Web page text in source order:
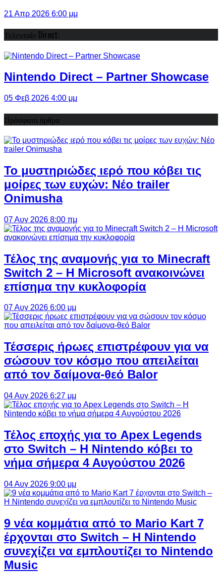
21 Απρ 2026 6:00 μμ
Τελευταίο Direct:
Nintendo Direct – Partner Showcase
05 Φεβ 2026 4:00 μμ
Πρόσφατα άρθρα
Το μυστηριώδες ιερό που κόβει τις
μοίρες των ευχών: Νέο trailer
Onimusha
07 Αυγ 2026 8:00 πμ
Τέλος της αναμονής για το Minecraft
Switch 2 – Η Microsoft ανακοινώνει
επίσημα την κυκλοφορία
07 Αυγ 2026 6:00 μμ
Τέσσερις ήρωες επιστρέφουν για να
σώσουν τον κόσμο που απειλείται
από τον δαίμονα-θεό Balor
04 Αυγ 2026 6:27 μμ
Τέλος εποχής για το Apex Legends
στο Switch – Η Nintendo κόβει το
νήμα σήμερα 4 Αυγούστου 2026
04 Αυγ 2026 9:00 μμ
9 νέα κομμάτια από το Mario Kart 7
έρχονται στο Switch – Η Nintendo
συνεχίζει να εμπλουτίζει το Nintendo
Music